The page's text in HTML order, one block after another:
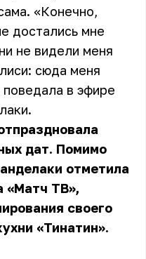
«Конечно,
достались мне
не видели меня
сюда меня
в эфире
дат. Помимо
отметила
«Матч ТВ»,
своего
«Тинатин».